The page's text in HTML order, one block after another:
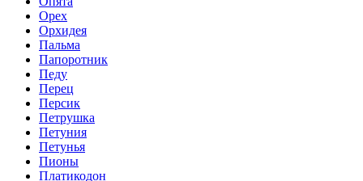
Орех
Орхидея
Пальма
Папоротник
Педу
Перец
Персик
Петрушка
Петуния
Петунья
Пионы
Платикодон